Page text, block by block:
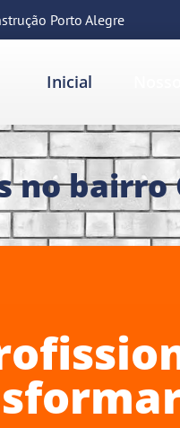
Porto Alegre
Inicial
no bairro